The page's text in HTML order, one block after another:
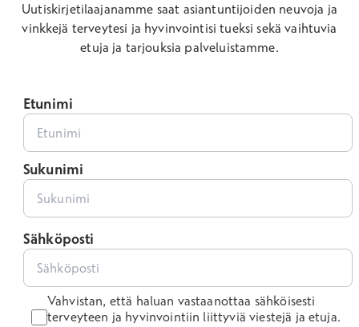
Uutiskirjetilaajanamme saat asiantuntijoiden neuvoja ja
vinkkejä terveytesi ja hyvinvointisi tueksi sekä vaihtuvia
etuja ja tarjouksia palveluistamme.
Etunimi
Sukunimi
Sähköposti
Vahvistan, että haluan vastaanottaa sähköisesti
terveyteen ja hyvinvointiin liittyviä viestejä ja etuja.